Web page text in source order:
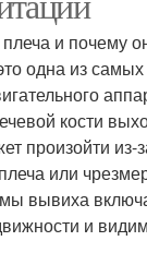
и почему
одна из
кости
произойти из-
или
вывиха
и